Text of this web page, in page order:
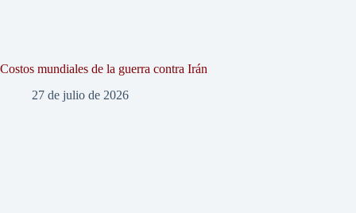
Costos mundiales de la guerra contra Irán
27 de julio de 2026